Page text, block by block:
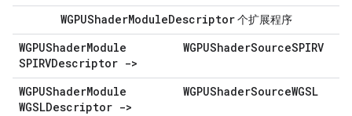
WGPUShaderModuleDescriptor个扩展程序
WGPUShaderModule
SPIRVDescriptor ->
WGPUShaderSourceSPIRV
WGPUShaderModule
WGSLDescriptor ->
WGPUShaderSourceWGSL